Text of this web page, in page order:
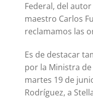
Federal, del
maestro Carlos
reclamamos las
Es de destacar
por la Ministra
martes 19 de
Rodríguez, a